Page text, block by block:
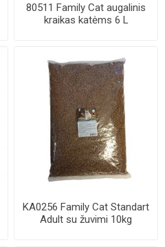
80511 Family Cat augalinis
kraikas katėms 6 L
KA0256 Family Cat Standart
Adult su žuvimi 10kg